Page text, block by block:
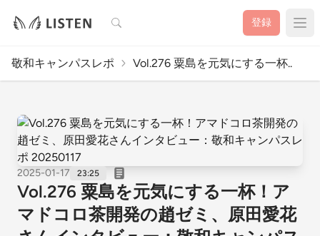
検索 登録
敬和キャンパスレポ Vol.276 粟島を元気にする一杯..
2025-01-17 23:25
Vol.276 粟島を元気にする一杯！ア
マドコロ茶開発の趙ゼミ、原田愛花